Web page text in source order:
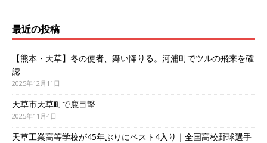
最近の投稿
【熊本・天草】冬の使者、舞い降りる。河浦町でツルの飛来を確
認
2025年12月11日
天草市天草町で鹿目撃
2025年11月4日
天草工業高等学校が45年ぶりにベスト4入り｜全国高校野球選手